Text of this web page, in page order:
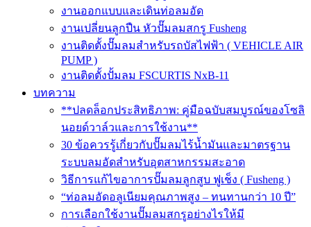
งานออกแบบและเดินท่อลมอัด
งานเปลี่ยนลูกปืน หัวปั๊มลมสกรู Fusheng
งานติดตั้งปั๊มลมสำหรับรถบัสไฟฟ้า ( VEHICLE AIR
PUMP )
งานติดตั้งปั้มลม FSCURTIS NxB-11
บทความ
**ปลดล็อกประสิทธิภาพ: คู่มือฉบับสมบูรณ์ของโซลิ
นอยด์วาล์วและการใช้งาน**
30 ข้อควรรู้เกี่ยวกับปั๊มลมไร้น้ำมันและมาตรฐาน
ระบบลมอัดสำหรับอุตสาหกรรมสะอาด
วิธีการแก้ไขอาการปั๊มลมลูกสูบ ฟูเช็ง ( Fusheng )
“ท่อลมอัดอลูเนียมคุณภาพสูง – ทนทานกว่า 10 ปี”
การเลือกใช้งานปั๊มลมสกรูอย่างไรให้มี